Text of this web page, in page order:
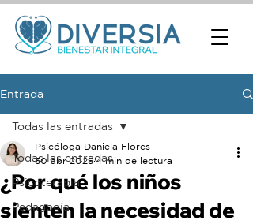
Entrada
Todas las entradas
Psicoterapia
Pedagogía
Todas las entradas
¿Por qué los niños
sienten la necesidad de
Psicóloga Daniela Flores
30 abr 2025 4 min de lectura